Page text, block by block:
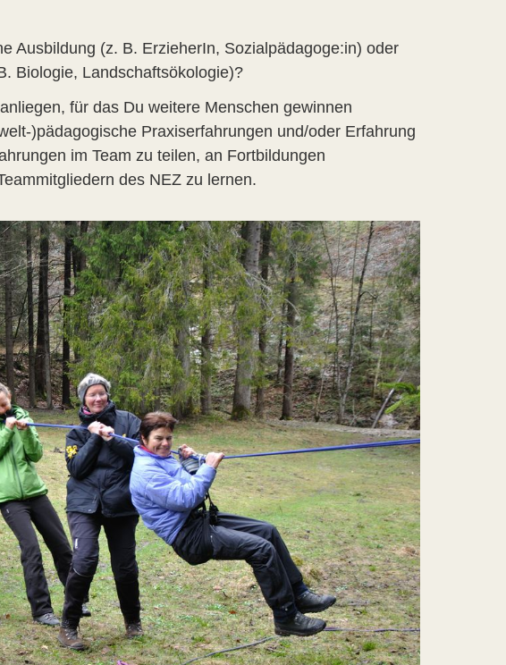
Ausbildung (z. B. ErzieherIn, Sozialpädagoge:in) oder
Biologie, Landschaftsökologie)?
für das Du weitere Menschen gewinnen
)pädagogische Praxiserfahrungen und/oder Erfahrung
im Team zu teilen, an Fortbildungen
des NEZ zu lernen.